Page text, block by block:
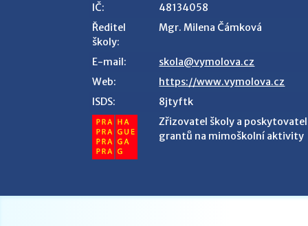
IČ:
48134058
Ředitel
školy:
Mgr. Milena Čámková
E-mail:
skola@vymolova.cz
Web:
https://www.vymolova.cz
ISDS:
8jtyftk
Zřizovatel školy a poskytovatel
grantů na mimoškolní aktivity